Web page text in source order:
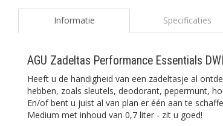
Informatie Specificaties
AGU Zadeltas Performance Essentials
Heeft u de handigheid van een zadeltasje al
hebben, zoals sleutels, deodorant, pepermunt,
En/of bent u juist al van plan er één aan te
Medium met inhoud van 0,7 liter - zit u goed!